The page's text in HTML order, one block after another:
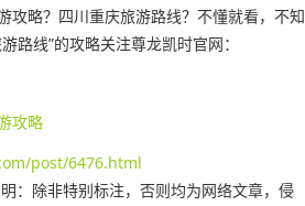
攻略？四川重庆旅游路线？不懂就看，不知
路线”的攻略关注尊龙凯时官网：
攻略
post/6476.html
： 除非特别标注，否则均为网络文章，侵